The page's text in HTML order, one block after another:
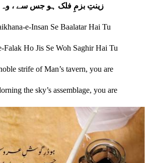
زینتِ بزمِ فلک ہو جس سے ، وہ
e-Insan Se Baalatar Hai Tu
Falak Ho Jis Se Woh Saghir Hai Tu
strife of Man’s tavern, you are
the sky’s assemblage, you are